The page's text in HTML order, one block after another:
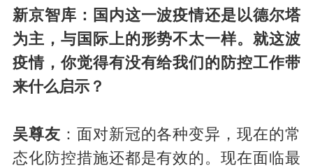
新京智库：国内这一波疫情还是以德尔塔
为主，与国际上的形势不太一样。就这波
疫情，你觉得有没有给我们的防控工作带
来什么启示？
吴尊友 ：面对新冠的各种变异，现在的常
态化防控措施还都是有效的。现在面临最